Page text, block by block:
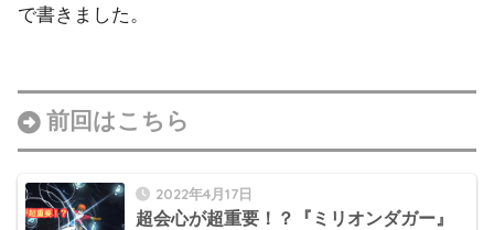
で書きました。
前回はこちら
2022年4月17日
超会心が超重要！？『ミリオンダガー』